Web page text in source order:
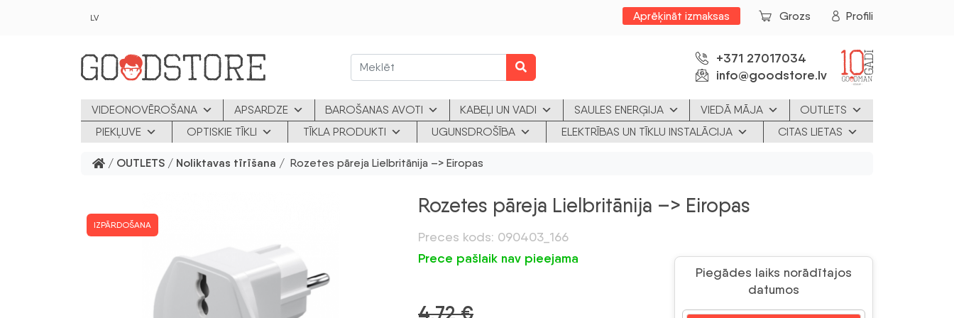
LV Aprēķināt izmaksas Grozs Profili
+371 27017034
info@goodstore.lv
VIDEONOVĒROŠANA APSARDZE BAROŠANAS AVOTI KABEĻI UN VADI SAULES ENERĢIJA VIEDĀ MĀJA
OUTLETS
PIEKĻUVE
OPTISKIE TĪKLI TĪKLA PRODUKTI UGUNSDROŠĪBA ELEKTRĪBAS UN TĪKLU INSTALĀCIJA CITAS LIETAS
/ OUTLETS / Noliktavas tīrīšana / Rozetes pāreja Lielbritānija –> Eiropas
IZPĀRDOŠANA
Rozetes pāreja Lielbritānija –> Eiropas
Preces kods: 090403_166
Prece pašlaik nav pieejama
Piegādes laiks norādītajos
datumos
4,72€